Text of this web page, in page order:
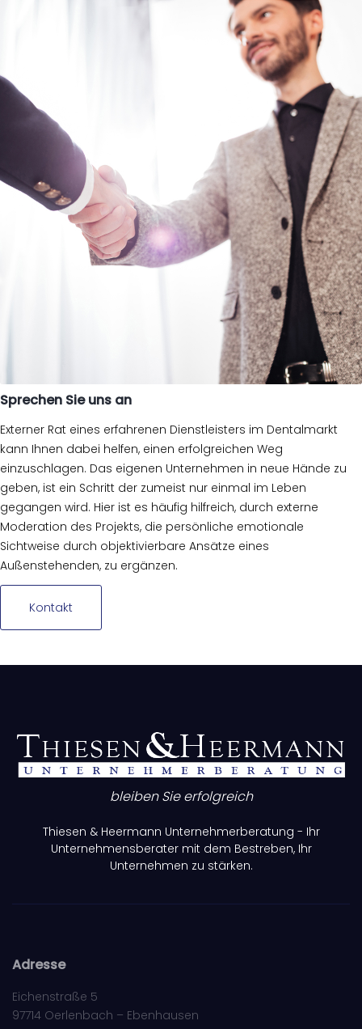
Sprechen Sie uns an
Externer Rat eines erfahrenen Dienstleisters im Dentalmarkt
kann Ihnen dabei helfen, einen erfolgreichen Weg
einzuschlagen. Das eigenen Unternehmen in neue Hände zu
geben, ist ein Schritt der zumeist nur einmal im Leben
gegangen wird. Hier ist es häufig hilfreich, durch externe
Moderation des Projekts, die persönliche emotionale
Sichtweise durch objektivierbare Ansätze eines
Außenstehenden, zu ergänzen.
Kontakt
bleiben Sie erfolgreich
Thiesen & Heermann Unternehmerberatung - Ihr
Unternehmensberater mit dem Bestreben, Ihr
Unternehmen zu stärken.
Adresse
Eichenstraße 5
97714 Oerlenbach – Ebenhausen